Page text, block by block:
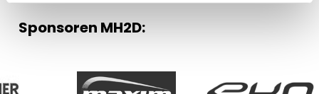
Sponsoren MH2D: